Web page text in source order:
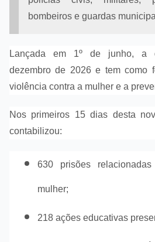
bombeiros e guardas
Lançada em 1º de junho, a
dezembro de 2026 e tem como
violência contra a mulher e a
Nos primeiros 15 dias desta
contabilizou:
630 prisões
mulher;
218 ações educativas